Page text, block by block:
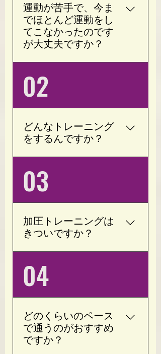
運動が苦手で、今ま
でほとんど運動をし
てこなかったのです
が大丈夫ですか？
は「運動が苦手」「ジム
が続かなかった」「何年
も運動をしていない」と
いう方が多く通われてい
ます。 加圧トレーニング
は低負荷・短時間でも効
率よく身体を動かせるた
め、運動初心者の方でも
無理なく始められます。
お一人おひとりの体力や
目的に合わせて進めます
ので、安心してご利用く
ださい。
02
どんなトレーニング
をするんですか？
ンに行います。 腕や脚の
付け根に専用の加圧ベル
トを装着し、軽い負荷で
トレーニングを行いま
す。 お身体の状態や目標
に合わせて内容を調整い
たしますので、初心者の
方でも安心して取り組め
ます。
03
加圧トレーニングは
きついですか？
客様一人ひとりのお身体
に合わせて加圧の強さを
調整しています。 無理に
追い込むトレーニングで
はなく、運動が苦手な方
でも続けやすい内容をご
提案しています。
04
どのくらいのペース
で通うのがおすすめ
ですか？